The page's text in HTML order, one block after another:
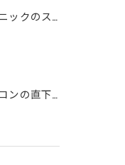
新しいパナソニックのスタンダードエアコン
たまにはエアコンの直下から吹き出し口を覗いてみましょう｜エアコンクリーニング専門店みらくる